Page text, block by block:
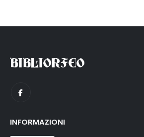
INFORMAZIONI